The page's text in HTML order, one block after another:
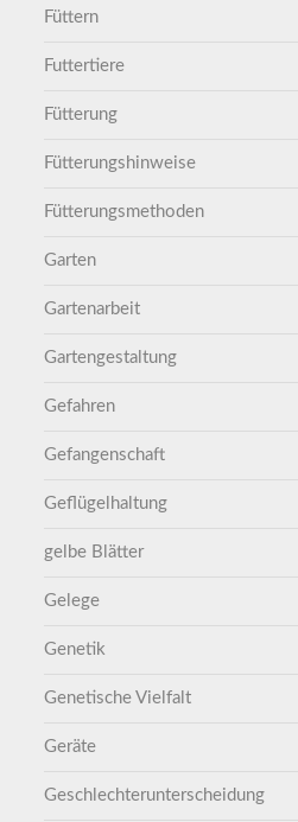
Füttern
Futtertiere
Fütterung
Fütterungshinweise
Fütterungsmethoden
Garten
Gartenarbeit
Gartengestaltung
Gefahren
Gefangenschaft
Geflügelhaltung
gelbe Blätter
Gelege
Genetik
Genetische Vielfalt
Geräte
Geschlechterunterscheidung